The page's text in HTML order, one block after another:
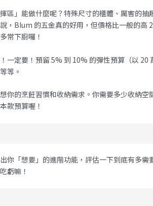
區」能做什麼呢？特殊尺寸的櫃體、厲害的
，Blum 的五金真的好用，但價格比一般的高
常下廚囉！
一定要！預留 5% 到 10% 的彈性預算（以
等。
你的烹飪習慣和收納需求。你需要多少收納
款預算喔！
你「想要」的進階功能，評估一下到底有多
虧嘛！